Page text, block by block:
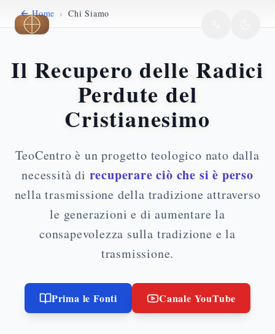
Vai al contenuto principale
Home › Chi Siamo
Il Recupero delle Radici
Perdute del
Cristianesimo
TeoCentro è un progetto teologico nato dalla
necessità di recuperare ciò che si è perso
nella trasmissione della tradizione attraverso
le generazioni e di aumentare la
consapevolezza sulla tradizione e la
trasmissione.
Prima le Fonti Canale YouTube